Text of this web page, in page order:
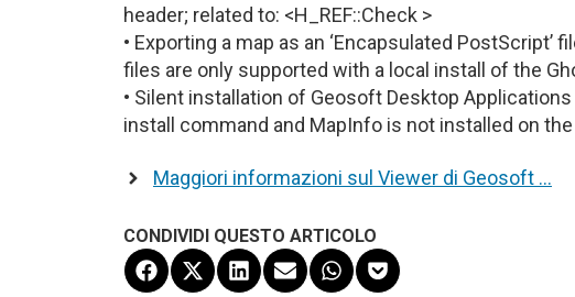
header; related to: <H_REF::Check >
• Exporting a map as an ‘Encapsulated PostScript’
files are only supported with a local install of the
• Silent installation of Geosoft Desktop Applications
install command and MapInfo is not installed on
Maggiori informazioni sul Viewer di Geosoft …
CONDIVIDI QUESTO ARTICOLO
ShareShareShareShareShareShare